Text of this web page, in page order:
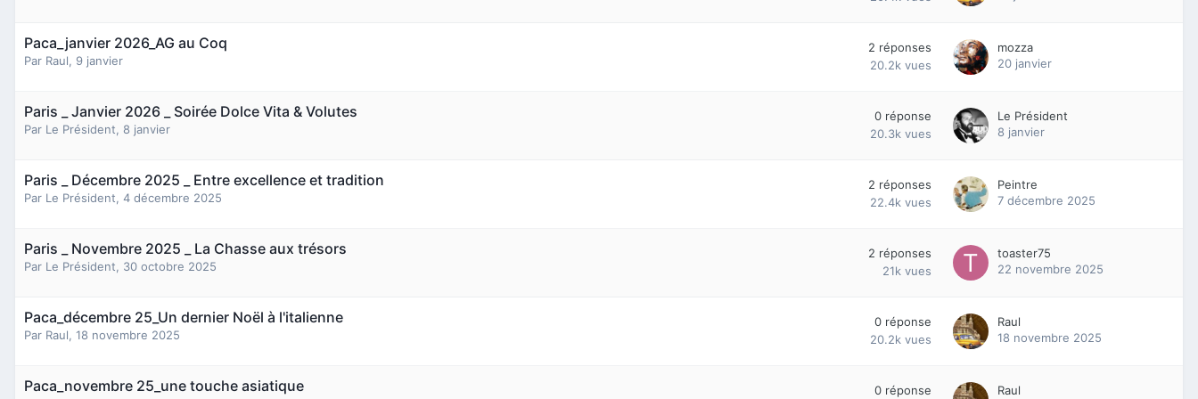
Paca_janvier 2026_AG au Coq
Par Raul, 9 janvier
2 réponses
20.2k vues
mozza
20 janvier
Paris _ Janvier 2026 _ Soirée Dolce Vita & Volutes
Par Le Président 8 janvier
0 réponse
20.3k vues
Le Président
8 janvier
Paris _ Décembre 2025 _ Entre excellence et tradition
Par Le Président, 4 décembre 2025
2 réponses
22.4k vues
Peintre
7 décembre 2025
Paris _ Novembre 2025 _ La Chasse aux trésors
Par Le Président 30 octobre 2025
2 réponses
21k vues
toaster75
22 novembre 2025
Paca_décembre 25_Un dernier Noël à l'italienne
Par Raul, 18 novembre 2025
0 réponse
20.2k vues
Raul
18 novembre 2025
Paca_novembre 25_une touche asiatique 0 réponse
Raul